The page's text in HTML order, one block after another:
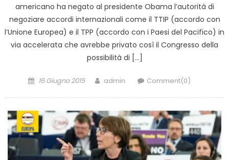
americano ha negato al presidente Obama l’autorità di
negoziare accordi internazionali come il TTIP (accordo con
l’Unione Europea) e il TPP (accordo con i Paesi del Pacifico) in
via accelerata che avrebbe privato così il Congresso della
possibilità di […]
Posted
16 Giugno 2015 Author
admin Comment(0)